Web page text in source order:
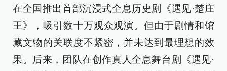
在全国推出首部沉浸式全息历史剧《遇见·楚庄
王》，吸引数十万观众观演。但由于剧情和馆
藏文物的关联度不紧密，并未达到最理想的效
果。后来，团队在创作真人全息舞台剧《遇见·